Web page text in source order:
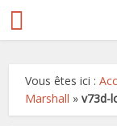
Vous êtes ici :
Marshall »v73d-